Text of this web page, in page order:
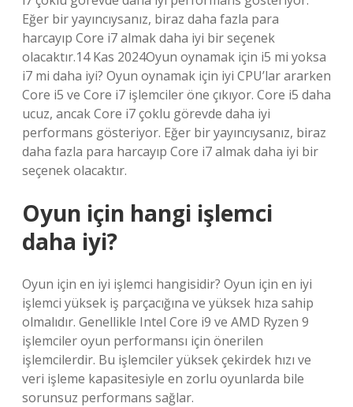
Eğer bir yayıncıysanız, biraz daha fazla para
harcayıp Core i7 almak daha iyi bir seçenek
olacaktır.14 Kas 2024Oyun oynamak için i5 mi yoksa
i7 mi daha iyi? Oyun oynamak için iyi CPU’lar ararken
Core i5 ve Core i7 işlemciler öne çıkıyor. Core i5 daha
ucuz, ancak Core i7 çoklu görevde daha iyi
performans gösteriyor. Eğer bir yayıncıysanız, biraz
daha fazla para harcayıp Core i7 almak daha iyi bir
seçenek olacaktır.
Oyun için hangi işlemci
daha iyi?
Oyun için en iyi işlemci hangisidir? Oyun için en iyi
işlemci yüksek iş parçacığına ve yüksek hıza sahip
olmalıdır. Genellikle Intel Core i9 ve AMD Ryzen 9
işlemciler oyun performansı için önerilen
işlemcilerdir. Bu işlemciler yüksek çekirdek hızı ve
veri işleme kapasitesiyle en zorlu oyunlarda bile
sorunsuz performans sağlar.